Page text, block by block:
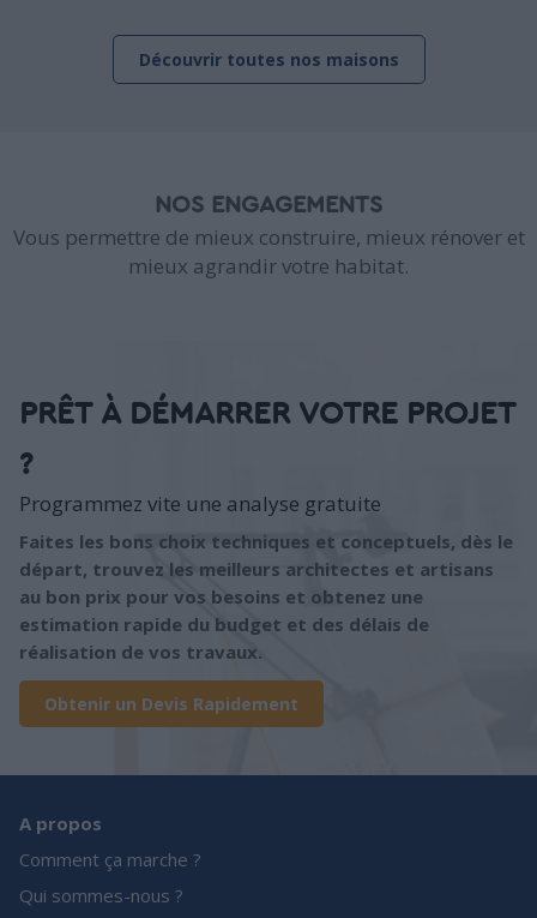
Découvrir toutes nos maisons
NOS ENGAGEMENTS
Vous permettre de mieux construire, mieux rénover et
mieux agrandir votre habitat.
PRÊT À DÉMARRER VOTRE PROJET
?
Programmez vite une analyse gratuite
Faites les bons choix techniques et conceptuels, dès le
départ, trouvez les meilleurs architectes et artisans
au bon prix pour vos besoins et obtenez une
estimation rapide du budget et des délais de
réalisation de vos travaux.
Obtenir un Devis Rapidement
A propos
Comment ça marche ?
Qui sommes-nous ?